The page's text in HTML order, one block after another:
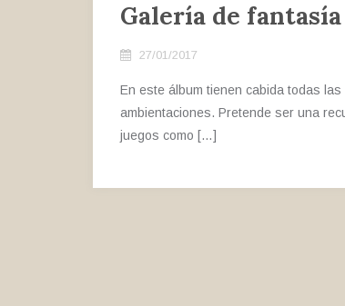
Galería de fantasía
27/01/2017
En este álbum tienen cabida todas
ambientaciones. Pretende ser una
juegos como […]